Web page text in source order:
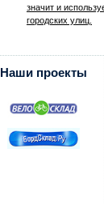
значит и
городских улиц.
Наши проекты